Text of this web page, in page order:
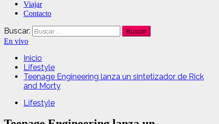
Viajar
Contacto
Buscar:
En vivo
Inicio
Lifestyle
Teenage Engineering lanza un sintetizador de Rick
and Morty
Lifestyle